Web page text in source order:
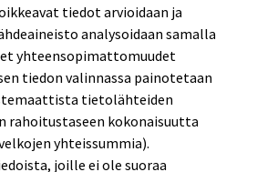
tiedot arvioidaan ja
analysoidaan samalla
yhteensopimattomuudet
tiedon valinnassa painotetaan
tietolähteiden
rahoitustaseen kokonaisuutta
yhteissummia).
joille ei ole suoraa